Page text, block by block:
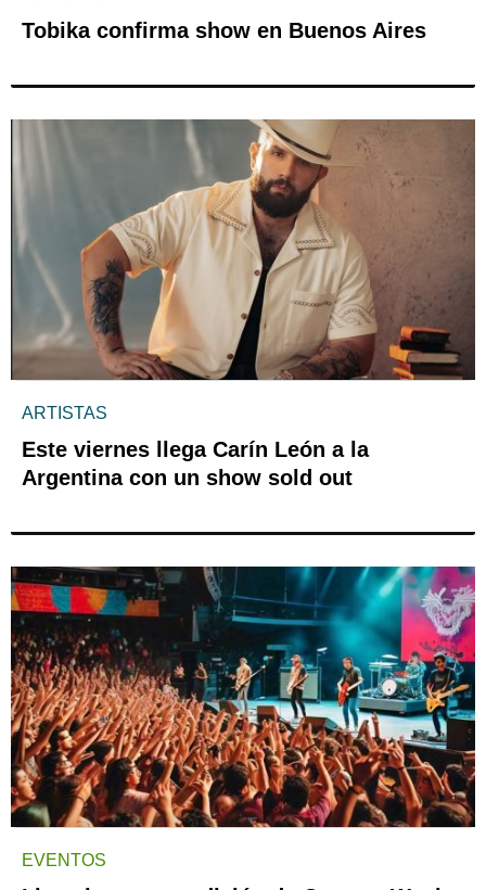
Tobika confirma show en Buenos Aires
ARTISTAS
Este viernes llega Carín León a la
Argentina con un show sold out
EVENTOS